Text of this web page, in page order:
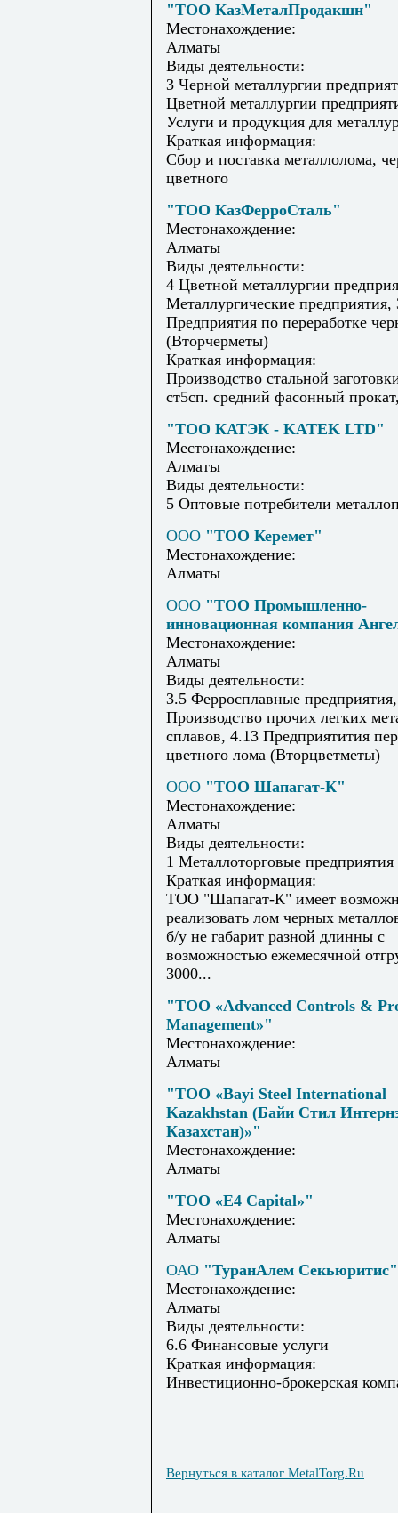
"ТОО КазМеталПродакшн"
Местонахождение:
Алматы
Виды деятельности:
3 Черной металлургии
Цветной металлургии
Услуги и продукция для
Краткая информация:
Сбор и поставка металлолома,
цветного
"ТОО КазФерроСталь"
Местонахождение:
Алматы
Виды деятельности:
4 Цветной металлургии
Металлургические предприятия,
Предприятия по переработке
(Вторчерметы)
Краткая информация:
Производство стальной
ст5сп. средний фасонный
"ТОО КАТЭК - KATEK LTD"
Местонахождение:
Алматы
Виды деятельности:
5 Оптовые потребители
ООО "ТОО Керемет"
Местонахождение:
Алматы
ООО "ТОО Промышленно-
инновационная компания
Местонахождение:
Алматы
Виды деятельности:
3.5 Ферросплавные
Производство прочих легких
сплавов, 4.13 Предприятития
цветного лома (Вторцветметы)
ООО "ТОО Шапагат-К"
Местонахождение:
Алматы
Виды деятельности:
1 Металлоторговые
Краткая информация:
ТОО "Шапагат-К" имеет
реализовать лом черных
б/у не габарит разной длинны с
возможностью ежемесячной
3000...
"ТОО «Advanced Controls &
Management»"
Местонахождение:
Алматы
"ТОО «Bayi Steel International
Kazakhstan (Байи Стил
Казахстан)»"
Местонахождение:
Алматы
"ТОО «Е4 Capital»"
Местонахождение:
Алматы
ОАО "ТуранАлем Секьюритис"
Местонахождение:
Алматы
Виды деятельности:
6.6 Финансовые услуги
Краткая информация:
Инвестиционно-брокерская
Вернуться в каталог MetalTorg.Ru